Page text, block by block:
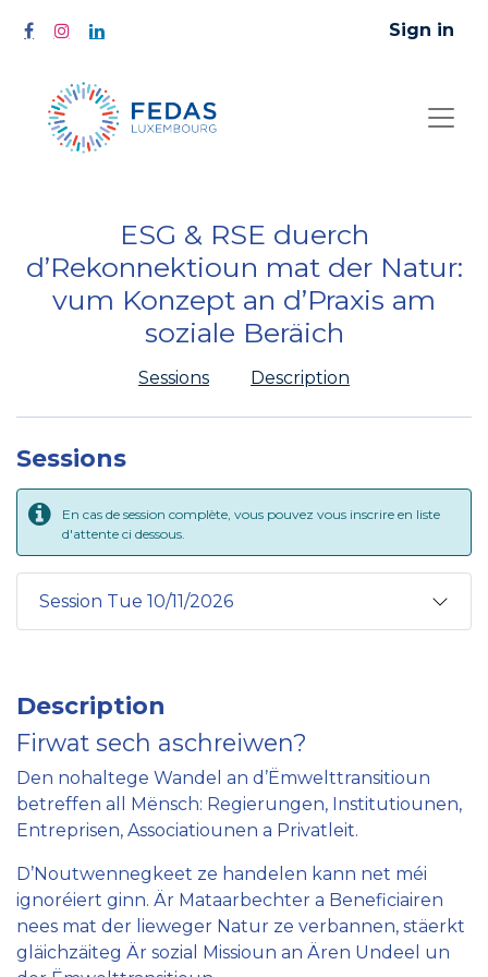
Sign in
ESG & RSE duerch
d’Rekonnektioun mat der Natur:
vum Konzept an d’Praxis am
soziale Beräich
Sessions Description
Sessions
En cas de session complète, vous pouvez vous inscrire en liste
d'attente ci dessous.
Session Tue 10/11/2026
Description
Firwat sech aschreiwen?
Den nohaltege Wandel an d’Ëmwelttransitioun
betreffen all Mënsch: Regierungen, Institutiounen,
Entreprisen, Associatiounen a Privatleit.
D’Noutwennegkeet ze handelen kann net méi
ignoréiert ginn. Är Mataarbechter a Beneficiairen
nees mat der lieweger Natur ze verbannen, stäerkt
gläichzäiteg Är sozial Missioun an Ären Undeel un